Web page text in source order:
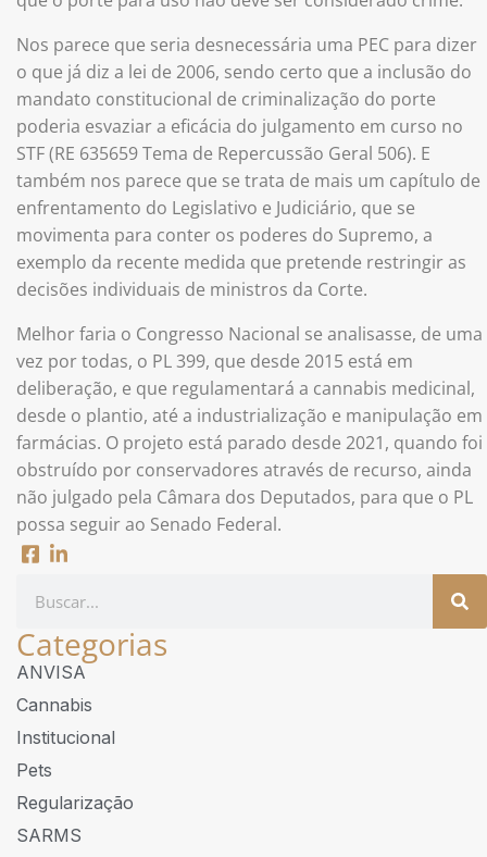
Nos parece que seria desnecessária uma PEC para dizer
o que já diz a lei de 2006, sendo certo que a inclusão do
mandato constitucional de criminalização do porte
poderia esvaziar a eficácia do julgamento em curso no
STF (RE 635659 Tema de Repercussão Geral 506). E
também nos parece que se trata de mais um capítulo de
enfrentamento do Legislativo e Judiciário, que se
movimenta para conter os poderes do Supremo, a
exemplo da recente medida que pretende restringir as
decisões individuais de ministros da Corte.
Melhor faria o Congresso Nacional se analisasse, de uma
vez por todas, o PL 399, que desde 2015 está em
deliberação, e que regulamentará a cannabis medicinal,
desde o plantio, até a industrialização e manipulação em
farmácias. O projeto está parado desde 2021, quando foi
obstruído por conservadores através de recurso, ainda
não julgado pela Câmara dos Deputados, para que o PL
possa seguir ao Senado Federal.
Categorias
ANVISA
Cannabis
Institucional
Pets
Regularização
SARMS